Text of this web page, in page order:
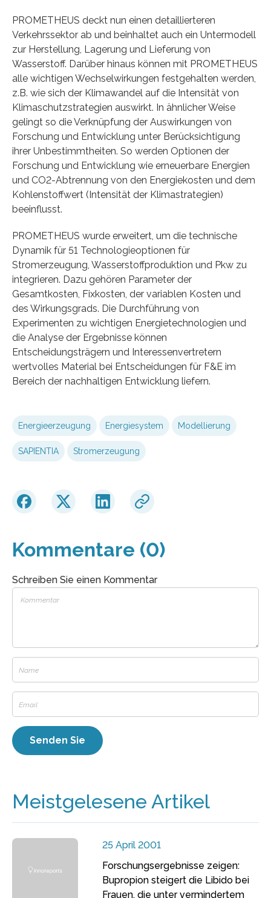
PROMETHEUS deckt nun einen detaillierteren
Verkehrssektor ab und beinhaltet auch ein Untermodell
zur Herstellung, Lagerung und Lieferung von
Wasserstoff. Darüber hinaus können mit PROMETHEUS
alle wichtigen Wechselwirkungen festgehalten werden,
z.B. wie sich der Klimawandel auf die Intensität von
Klimaschutzstrategien auswirkt. In ähnlicher Weise
gelingt so die Verknüpfung der Auswirkungen von
Forschung und Entwicklung unter Berücksichtigung
ihrer Unbestimmtheiten. So werden Optionen der
Forschung und Entwicklung wie erneuerbare Energien
und CO2-Abtrennung von den Energiekosten und dem
Kohlenstoffwert (Intensität der Klimastrategien)
beeinflusst.
PROMETHEUS wurde erweitert, um die technische
Dynamik für 51 Technologieoptionen für
Stromerzeugung, Wasserstoffproduktion und Pkw zu
integrieren. Dazu gehören Parameter der
Gesamtkosten, Fixkosten, der variablen Kosten und
des Wirkungsgrads. Die Durchführung von
Experimenten zu wichtigen Energietechnologien und
die Analyse der Ergebnisse können
Entscheidungsträgern und Interessenvertretern
wertvolles Material bei Entscheidungen für F&E im
Bereich der nachhaltigen Entwicklung liefern.
Energieerzeugung Energiesystem Modellierung
SAPIENTIA Stromerzeugung
Kommentare (0)
Schreiben Sie einen Kommentar
Meistgelesene Artikel
25 April 2001
Forschungsergebnisse zeigen:
Bupropion steigert die Libido bei
Frauen, die unter vermindertem